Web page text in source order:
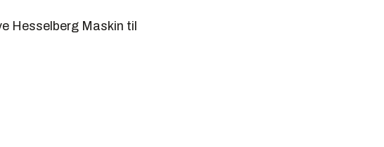
Hesselberg Maskin til